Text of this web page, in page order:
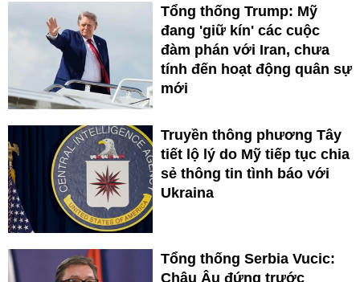
Tổng thống Trump: Mỹ
đang 'giữ kín' các cuộc
đàm phán với Iran, chưa
tính đến hoạt động quân sự
mới
Truyền thông phương Tây
tiết lộ lý do Mỹ tiếp tục chia
sẻ thông tin tình báo với
Ukraina
Tổng thống Serbia Vucic:
Châu Âu đứng trước